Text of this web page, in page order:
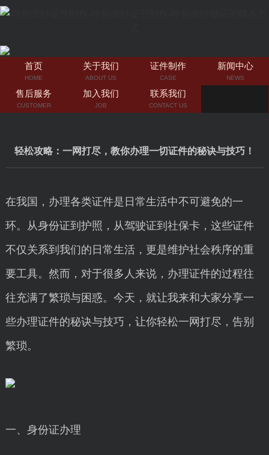
首页
HOME
关于我们
ABOUT US
证件制作
CASE
新闻中心
NEWS
售后服务
CUSTOMER
加入我们
JOB
联系我们
CONTACT US
轻松攻略：一网打尽，教你办理一切证件的秘诀与技巧！
在我国，办理各类证件是日常生活中不可避免的一
环。从身份证到护照，从驾驶证到社保卡，这些证件
不仅关系到我们的日常生活，更是维护社会秩序的重
要工具。然而，对于很多人来说，办理证件的过程往
往充满了繁琐与困惑。今天，就让我来和大家分享一
些办理证件的秘诀与技巧，让你轻松一网打尽，告别
繁琐。
一、身份证办理